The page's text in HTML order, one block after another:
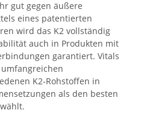
gut gegen äußere
eines patentierten
wird das K2 vollständig
auch in Produkten mit
garantiert. Vitals
umfangreichen
K2-Rohstoffen in
als den besten